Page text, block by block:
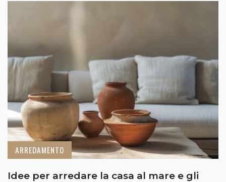
ARREDAMENTO
Idee per arredare la casa al mare e gli